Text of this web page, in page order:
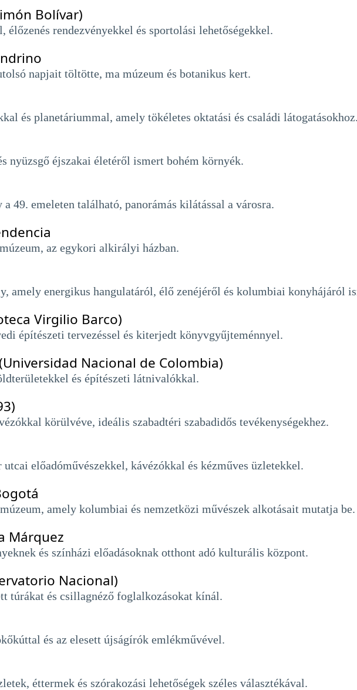
Bolívar)
rendezvényekkel és sportolási lehetőségekkel.
napjait töltötte, ma múzeum és botanikus kert.
és planetáriummal, amely tökéletes oktatási és családi látogatásokhoz.
nyüzsgő éjszakai életéről ismert bohém környék.
49. emeleten található, panorámás kilátással a városra.
az egykori alkirályi házban.
amely energikus hangulatáról, élő zenéjéről és kolumbiai konyhájáról
Virgilio Barco)
építészeti tervezéssel és kiterjedt könyvgyűjteménnyel.
Nacional de Colombia)
és építészeti látnivalókkal.
körülvéve, ideális szabadtéri szabadidős tevékenységekhez.
előadóművészekkel, kávézókkal és kézműves üzletekkel.
amely kolumbiai és nemzetközi művészek alkotásait mutatja be.
Márquez
és színházi előadásoknak otthont adó kulturális központ.
Nacional)
túrákat és csillagnéző foglalkozásokat kínál.
és az elesett újságírók emlékművével.
éttermek és szórakozási lehetőségek széles választékával.